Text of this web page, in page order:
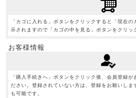
「カゴに入れる」ボタンをクリックすると「現在
示されますので「カゴの中を見る」ボタンをクリッ
お客様情報
「購入手続きへ」ボタンをクリック後、会員登録が
ださい。登録されていない方は、登録をお願いしま
も可能です。